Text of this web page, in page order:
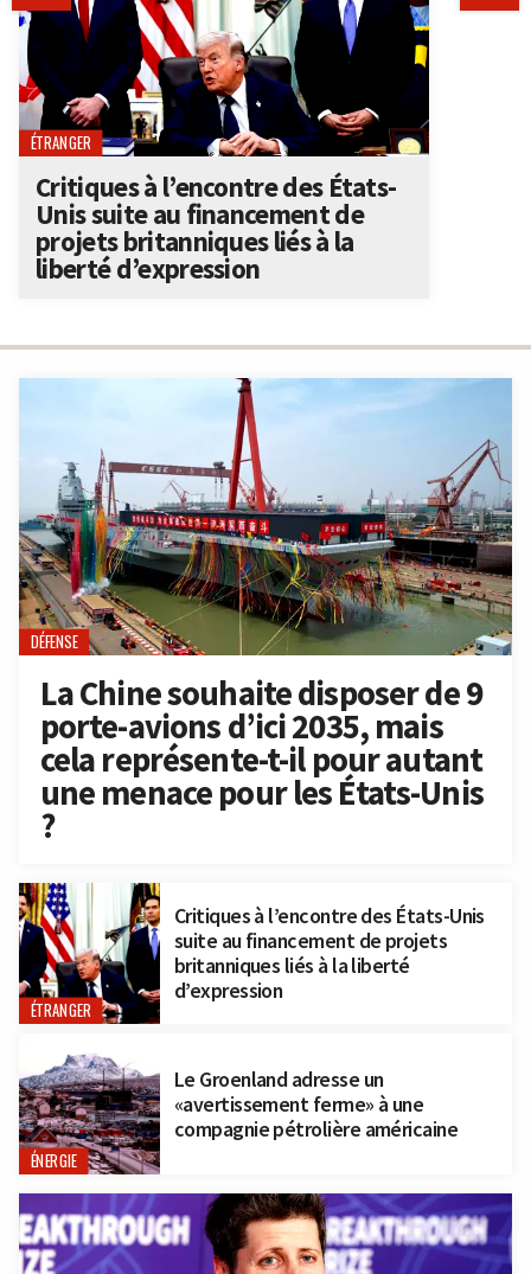
DÉFENSE
La Chine souhaite disposer de 9
porte-avions d’ici 2035, mais
cela représente-t-il pour autant
une menace pour les États-Unis
?
ÉTRANGER
Critiques à l’encontre des États-Unis
suite au financement de projets
britanniques liés à la liberté
d’expression
ÉNERGIE
Le Groenland adresse un
«avertissement ferme» à une
compagnie pétrolière américaine
ÉTRANGER
Critiques à l’encontre des États-
Unis suite au financement de
projets britanniques liés à la
liberté d’expression